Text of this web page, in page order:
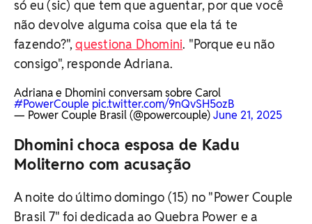
só eu (sic) que tem que aguentar, por que você
não devolve alguma coisa que ela tá te
fazendo?",questiona Dhomini. "Porque eu não
consigo", responde Adriana.
Adriana e Dhomini conversam sobre Carol
#PowerCouple pic.twitter.com/9nQvSH5ozB
— Power Couple Brasil (@powercouple)June 21, 2025
Dhomini choca esposa de Kadu
Moliterno com acusação
A noite do último domingo (15) no "Power Couple
Brasil 7" foi dedicada ao Quebra Power e a